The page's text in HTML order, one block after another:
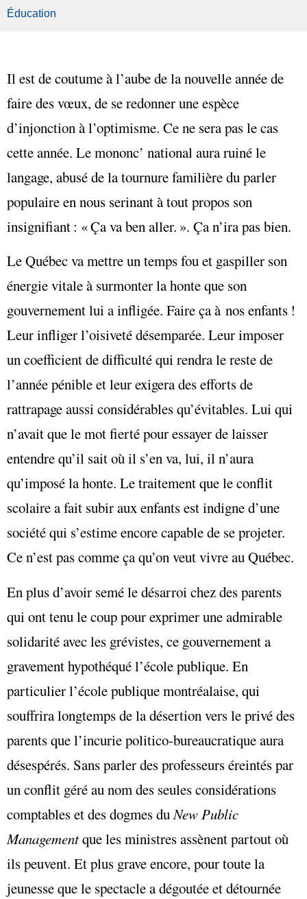
Éducation
Il est de coutume à l’aube de la nouvelle année de
faire des vœux, de se redonner une espèce
d’injonction à l’optimisme. Ce ne sera pas le cas
cette année. Le mononc’ national aura ruiné le
langage, abusé de la tournure familière du parler
populaire en nous serinant à tout propos son
insignifiant : « Ça va ben aller. ». Ça n’ira pas bien.
Le Québec va mettre un temps fou et gaspiller son
énergie vitale à surmonter la honte que son
gouvernement lui a infligée. Faire ça à nos enfants !
Leur infliger l’oisiveté désemparée. Leur imposer
un coefficient de difficulté qui rendra le reste de
l’année pénible et leur exigera des efforts de
rattrapage aussi considérables qu’évitables. Lui qui
n’avait que le mot fierté pour essayer de laisser
entendre qu’il sait où il s’en va, lui, il n’aura
qu’imposé la honte. Le traitement que le conflit
scolaire a fait subir aux enfants est indigne d’une
société qui s’estime encore capable de se projeter.
Ce n’est pas comme ça qu’on veut vivre au Québec.
En plus d’avoir semé le désarroi chez des parents
qui ont tenu le coup pour exprimer une admirable
solidarité avec les grévistes, ce gouvernement a
gravement hypothéqué l’école publique. En
particulier l’école publique montréalaise, qui
souffrira longtemps de la désertion vers le privé des
parents que l’incurie politico-bureaucratique aura
désespérés. Sans parler des professeurs éreintés par
un conflit géré au nom des seules considérations
comptables et des dogmes duNew Public
Managementque les ministres assènent partout où
ils peuvent. Et plus grave encore, pour toute la
jeunesse que le spectacle a dégoutée et détournée